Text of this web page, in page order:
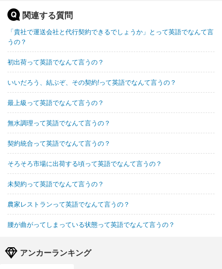
関連する質問
「貴社で運送会社と代行契約できるでしょうか」とって英語でなんて言
うの？
初出荷って英語でなんて言うの？
いいだろう、結ぶぞ、その契約!って英語でなんて言うの？
最上級って英語でなんて言うの？
無水調理って英語でなんて言うの？
契約統合って英語でなんて言うの？
そろそろ市場に出荷する頃って英語でなんて言うの？
未契約って英語でなんて言うの？
農家レストランって英語でなんて言うの？
腰が曲がってしまっている状態って英語でなんて言うの？
アンカーランキング